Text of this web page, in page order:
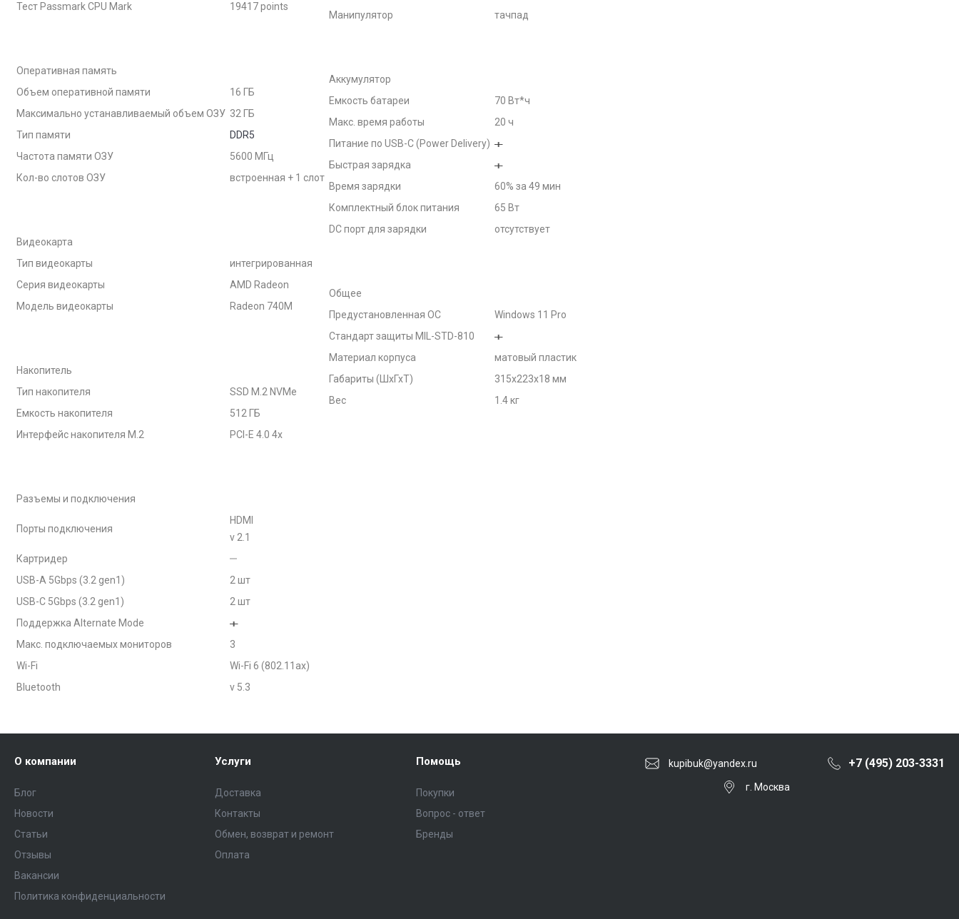
Тест Passmark CPU Mark
19417 points
Оперативная память
Объем оперативной памяти
16 ГБ
Максимально устанавливаемый объем ОЗУ 32 ГБ
Тип памяти
DDR5
Частота памяти ОЗУ
5600 МГц
Кол-во слотов ОЗУ
встроенная + 1 слот
Видеокарта
Тип видеокарты
интегрированная
Серия видеокарты
AMD Radeon
Модель видеокарты
Radeon 740M
Накопитель
Тип накопителя
SSD M.2 NVMe
Емкость накопителя
512 ГБ
Интерфейс накопителя M.2
PCI-E 4.0 4x
Разъемы и подключения
Порты подключения
HDMI
v 2.1
Картридер
USB-A 5Gbps (3.2 gen1)
2 шт
USB-C 5Gbps (3.2 gen1)
2 шт
Поддержка Alternate Mode
Макс. подключаемых мониторов
3
Wi-Fi
Wi-Fi 6 (802.11ax)
Bluetooth
v 5.3
Манипулятор
тачпад
Аккумулятор
Емкость батареи
70 Вт*ч
Макс. время работы
20 ч
Питание по USB-C (Power Delivery)
Быстрая зарядка
Время зарядки
60% за 49 мин
Комплектный блок питания
65 Вт
DC порт для зарядки
отсутствует
Общее
Предустановленная ОС
Windows 11 Pro
Стандарт защиты MIL-STD-810
Материал корпуса
матовый пластик
Габариты (ШхГхТ)
315x223x18 мм
Вес
1.4 кг
О компании
Блог
Новости
Статьи
Отзывы
Вакансии
Политика конфиденциальности
Услуги
Доставка
Контакты
Обмен, возврат и ремонт
Оплата
Помощь
Покупки
Вопрос - ответ
Бренды
kupibuk@yandex.ru +7 (495) 203-3331
г. Москва